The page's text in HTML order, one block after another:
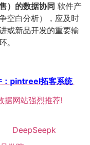
）的数据协同 软件产
空白分析），应及时
或新品开发的重要输
。
：pintreel拓客系统
据网站强烈推荐!
DeepSeepk